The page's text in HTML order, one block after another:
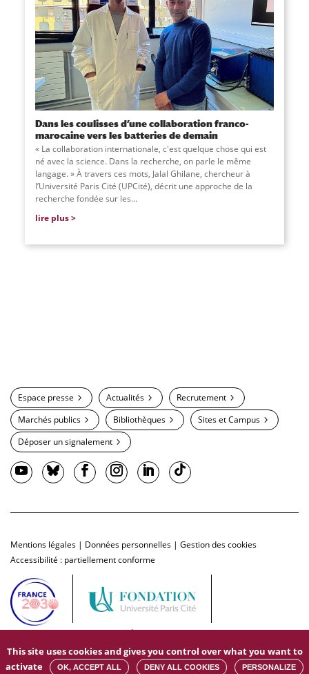
Dans les coulisses d’une collaboration franco-
marocaine vers les batteries de demain
« La collaboration internationale, c'est quelque chose qui est
né avec la science. Dans la recherche, on parle le même
langage. » À travers ces mots, Jalal Ghilane, chercheur à
l’Université Paris Cité (UPCité), décrit une approche de la
recherche fondée sur les...
lire plus
Espace presse Actualités
Recrutement
Marchés publics
Bibliothèques
Sites et Campus
Déposer un signalement
Mentions légales | Données personnelles | Gestion des cookies
Accessibilité : partiellement conforme
This site uses cookies and gives you control over what you want to
activate
OK, ACCEPT ALL DENY ALL COOKIES PERSONALIZE